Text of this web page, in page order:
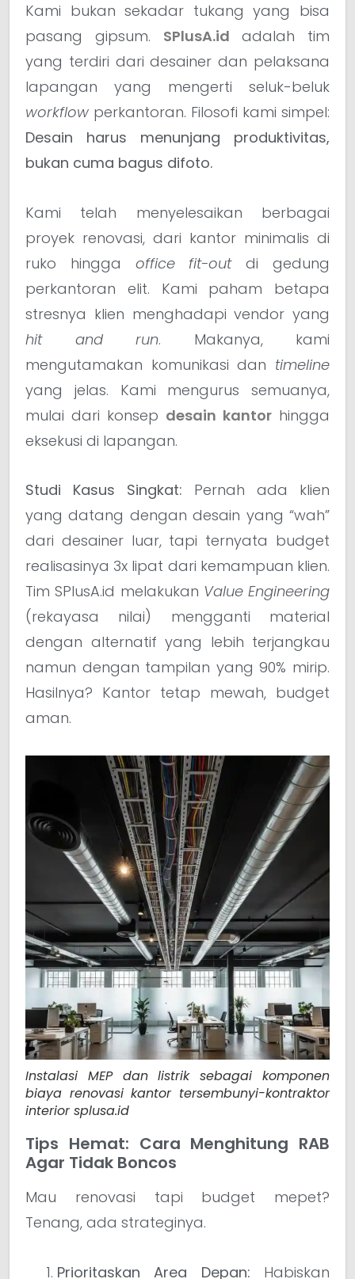
Kami bukan sekadar tukang yang bisa
pasang gipsum. SPlusA.id adalah tim
yang terdiri dari desainer dan pelaksana
lapangan yang mengerti seluk-beluk
workflow perkantoran. Filosofi kami simpel:
Desain harus menunjang produktivitas,
bukan cuma bagus difoto.
Kami telah menyelesaikan berbagai
proyek renovasi, dari kantor minimalis di
ruko hingga office fit-outdi gedung
perkantoran elit. Kami paham betapa
stresnya klien menghadapi vendor yang
hit and run. Makanya, kami
mengutamakan komunikasi dan timeline
yang jelas. Kami mengurus semuanya,
mulai dari konsep desain kantor hingga
eksekusi di lapangan.
Studi Kasus Singkat: Pernah ada klien
yang datang dengan desain yang “wah”
dari desainer luar, tapi ternyata budget
realisasinya 3x lipat dari kemampuan klien.
Tim SPlusA.id melakukan Value Engineering
(rekayasa nilai) mengganti material
dengan alternatif yang lebih terjangkau
namun dengan tampilan yang 90% mirip.
Hasilnya? Kantor tetap mewah, budget
aman.
Instalasi MEP dan listrik sebagai komponen
biaya renovasi kantor tersembunyi-kontraktor
interior splusa.id
Tips Hemat: Cara Menghitung RAB
Agar Tidak Boncos
Mau renovasi tapi budget mepet?
Tenang, ada strateginya.
Prioritaskan Area Depan: Habiskan